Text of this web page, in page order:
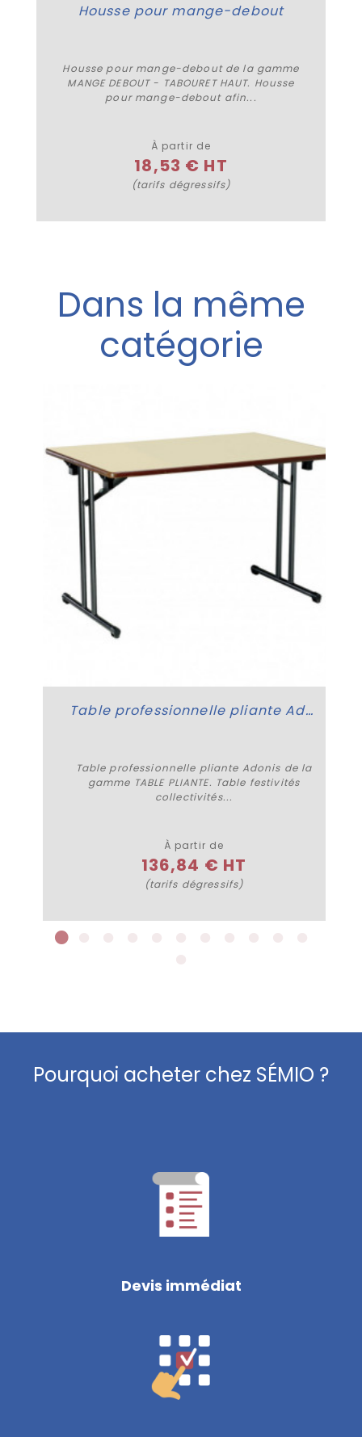
Housse pour mange-debout
Housse pour mange-debout de la gamme
MANGE DEBOUT - TABOURET HAUT. Housse
pour mange-debout afin...
À partir de
18,53 € HT
(tarifs dégressifs)
Dans la même
catégorie
Table professionnelle pliante Adonis
Table professionnelle pliante Adonis de la
gamme TABLE PLIANTE. Table festivités
collectivités...
À partir de
136,84 € HT
(tarifs dégressifs)
Pourquoi acheter chez SÉMIO ?
Devis immédiat